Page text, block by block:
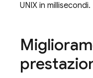
UNIX in millisecondi.